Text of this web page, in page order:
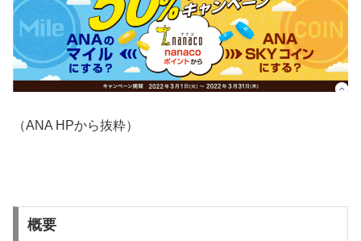
（ANA HPから抜粋）
概要